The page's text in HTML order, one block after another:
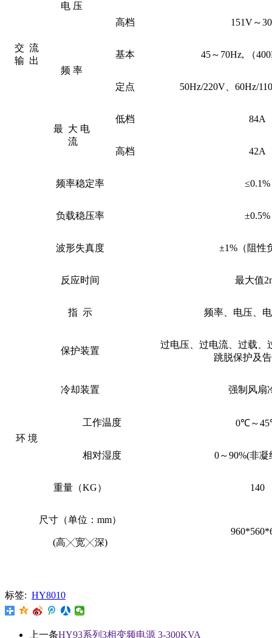
交 流
输 出
电 压
高档 151V～
频 率
基本 45～70Hz, （
定点 50Hz/220V、60Hz/
最 大 电
流
低档 84A
高档 42A
频率稳定率 ≤0.1%
负载稳压率 ±0.5%
波形失真度 ±1%（阻性
反应时间 最大值
指 示 频率、电压、
保护装置
过电压、过电流、过载、
跳脱保护及
冷却装置 强制风扇
环 境
工作温度 0℃～
相对湿度 0～90%(非凝
重量（KG） 140
尺寸（单位： mm）
(高╳宽╳深)
960*560*
标签: HY8010
上一条HY93系列3相变频电源 3-300KVA